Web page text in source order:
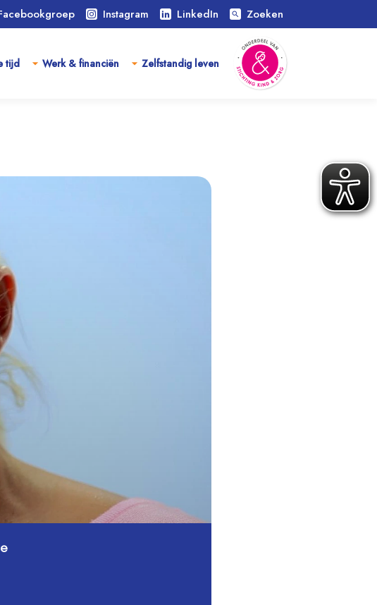
Instagram LinkedIn search Zoeken
tijd Werk & financiën Zelfstandig leven